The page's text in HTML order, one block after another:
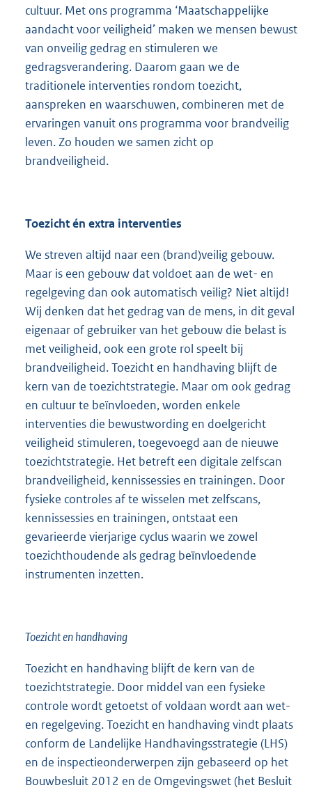
cultuur. Met ons programma ‘Maatschappelijke
aandacht voor veiligheid’ maken we mensen bewust
van onveilig gedrag en stimuleren we
gedragsverandering. Daarom gaan we de
traditionele interventies rondom toezicht,
aanspreken en waarschuwen, combineren met de
ervaringen vanuit ons programma voor brandveilig
leven. Zo houden we samen zicht op
brandveiligheid.
Toezicht én extra interventies
We streven altijd naar een (brand)veilig gebouw.
Maar is een gebouw dat voldoet aan de wet- en
regelgeving dan ook automatisch veilig? Niet altijd!
Wij denken dat het gedrag van de mens, in dit geval
eigenaar of gebruiker van het gebouw die belast is
met veiligheid, ook een grote rol speelt bij
brandveiligheid. Toezicht en handhaving blijft de
kern van de toezichtstrategie. Maar om ook gedrag
en cultuur te beïnvloeden, worden enkele
interventies die bewustwording en doelgericht
veiligheid stimuleren, toegevoegd aan de nieuwe
toezichtstrategie. Het betreft een digitale zelfscan
brandveiligheid, kennissessies en trainingen. Door
fysieke controles af te wisselen met zelfscans,
kennissessies en trainingen, ontstaat een
gevarieerde vierjarige cyclus waarin we zowel
toezichthoudende als gedrag beïnvloedende
instrumenten inzetten.
Toezicht en handhaving
Toezicht en handhaving blijft de kern van de
toezichtstrategie. Door middel van een fysieke
controle wordt getoetst of voldaan wordt aan wet-
en regelgeving. Toezicht en handhaving vindt plaats
conform de Landelijke Handhavingsstrategie (LHS)
en de inspectieonderwerpen zijn gebaseerd op het
Bouwbesluit 2012 en de Omgevingswet (het Besluit